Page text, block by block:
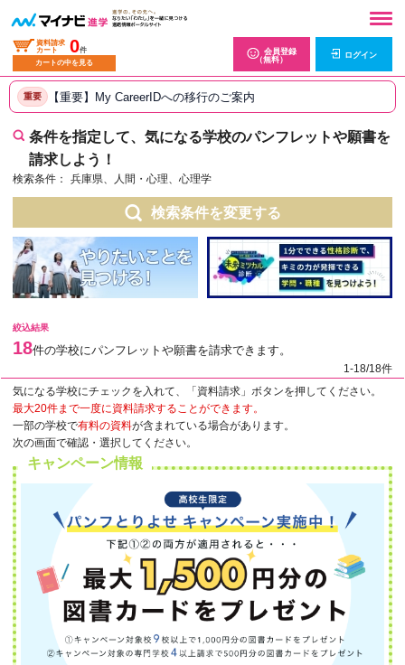
資料請求
カート
0件
カートの中を見る
会員登録
（無料）
ログイン
重要 【重要】My CareerIDへの移行のご案内
条件を指定して、気になる学校のパンフレットや願書を
請求しよう！
検索条件： 兵庫県、人間・心理、心理学
検索条件を変更する
絞込結果
18件の学校にパンフレットや願書を請求できます。
1-18/18件
気になる学校にチェックを入れて、「資料請求」ボタンを押してください。
最大20件まで一度に資料請求することができます。
一部の学校で有料の資料が含まれている場合があります。
次の画面で確認・選択してください。
キャンペーン情報